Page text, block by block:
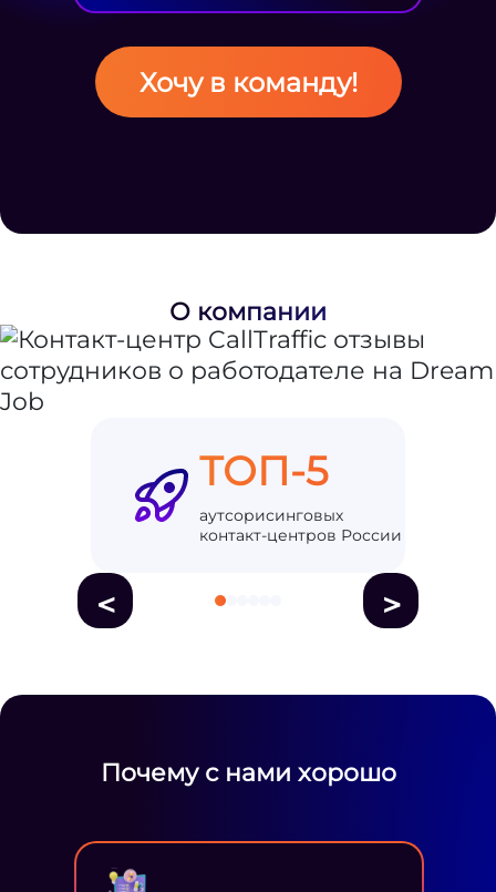
Хочу в команду!
О компании
ТОП-5
аутсорисинговых
контакт-центров России
< >
Почему с нами хорошо